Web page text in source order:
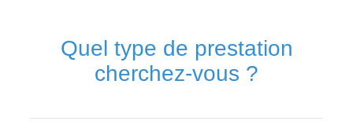
Quel type de prestation
cherchez-vous ?